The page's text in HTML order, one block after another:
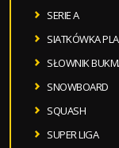
SERIE A
SIATKÓWKA
SŁOWNIK
SNOWBOARD
SQUASH
SUPER LIGA